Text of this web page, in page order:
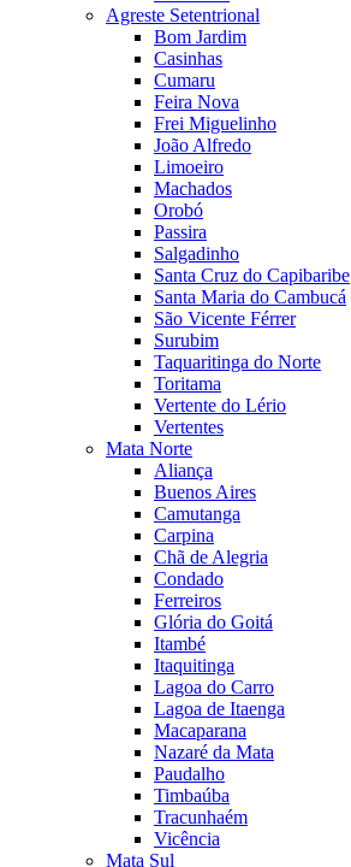
Agreste Setentrional
Bom Jardim
Casinhas
Cumaru
Feira Nova
Frei Miguelinho
João Alfredo
Limoeiro
Machados
Orobó
Passira
Salgadinho
Santa Cruz do Capibaribe
Santa Maria do Cambucá
São Vicente Férrer
Surubim
Taquaritinga do Norte
Toritama
Vertente do Lério
Vertentes
Mata Norte
Aliança
Buenos Aires
Camutanga
Carpina
Chã de Alegria
Condado
Ferreiros
Glória do Goitá
Itambé
Itaquitinga
Lagoa do Carro
Lagoa de Itaenga
Macaparana
Nazaré da Mata
Paudalho
Timbaúba
Tracunhaém
Vicência
Mata Sul